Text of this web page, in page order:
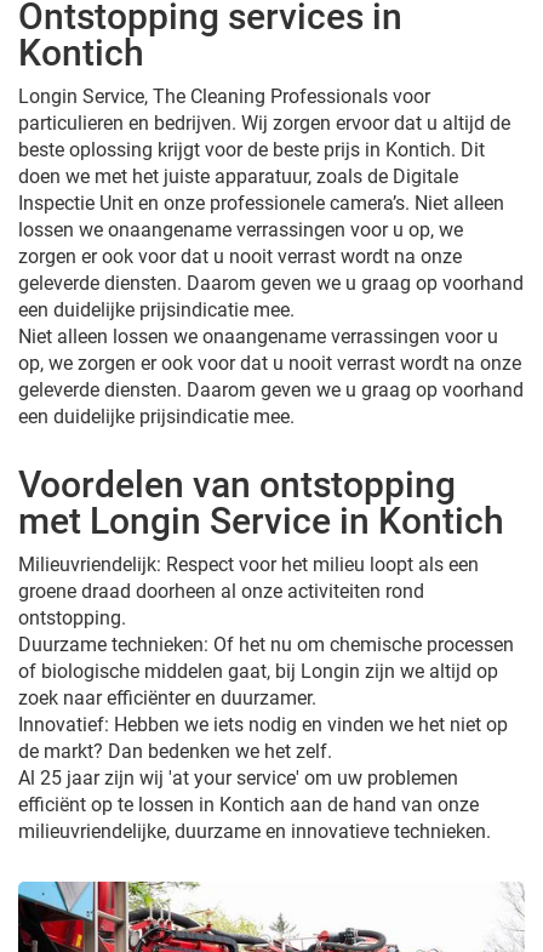
Ontstopping services in
Kontich
Longin Service, The Cleaning Professionals voor
particulieren en bedrijven. Wij zorgen ervoor dat u altijd de
beste oplossing krijgt voor de beste prijs in Kontich. Dit
doen we met het juiste apparatuur, zoals de Digitale
Inspectie Unit en onze professionele camera’s. Niet alleen
lossen we onaangename verrassingen voor u op, we
zorgen er ook voor dat u nooit verrast wordt na onze
geleverde diensten. Daarom geven we u graag op voorhand
een duidelijke prijsindicatie mee.
Niet alleen lossen we onaangename verrassingen voor u
op, we zorgen er ook voor dat u nooit verrast wordt na onze
geleverde diensten. Daarom geven we u graag op voorhand
een duidelijke prijsindicatie mee.
Voordelen van ontstopping
met Longin Service in Kontich
Milieuvriendelijk: Respect voor het milieu loopt als een
groene draad doorheen al onze activiteiten rond
ontstopping.
Duurzame technieken: Of het nu om chemische processen
of biologische middelen gaat, bij Longin zijn we altijd op
zoek naar efficiënter en duurzamer.
Innovatief: Hebben we iets nodig en vinden we het niet op
de markt? Dan bedenken we het zelf.
Al 25 jaar zijn wij 'at your service' om uw problemen
efficiënt op te lossen in Kontich aan de hand van onze
milieuvriendelijke, duurzame en innovatieve technieken.